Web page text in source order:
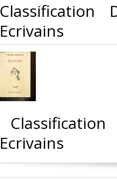
Classification
Ecrivains‎
Ecrivains‎